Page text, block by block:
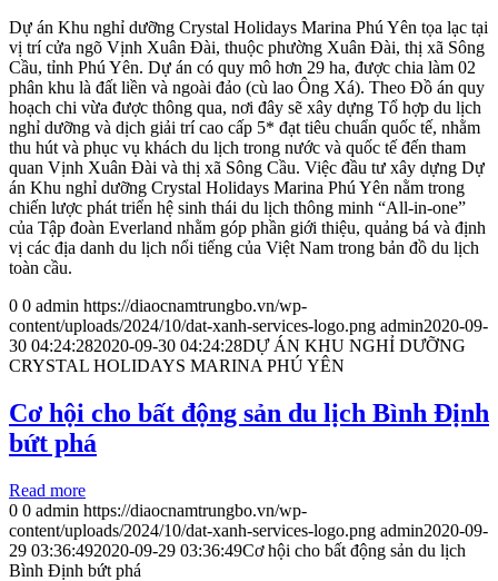
Dự án Khu nghỉ dưỡng Crystal Holidays Marina Phú Yên tọa lạc tại
vị trí cửa ngõ Vịnh Xuân Đài, thuộc phường Xuân Đài, thị xã Sông
Cầu, tỉnh Phú Yên. Dự án có quy mô hơn 29 ha, được chia làm 02
phân khu là đất liền và ngoài đảo (cù lao Ông Xá). Theo Đồ án quy
hoạch chi vừa được thông qua, nơi đây sẽ xây dựng Tổ hợp du lịch
nghỉ dưỡng và dịch giải trí cao cấp 5* đạt tiêu chuẩn quốc tế, nhằm
thu hút và phục vụ khách du lịch trong nước và quốc tế đến tham
quan Vịnh Xuân Đài và thị xã Sông Cầu. Việc đầu tư xây dựng Dự
án Khu nghỉ dưỡng Crystal Holidays Marina Phú Yên nằm trong
chiến lược phát triển hệ sinh thái du lịch thông minh “All-in-one”
của Tập đoàn Everland nhằm góp phần giới thiệu, quảng bá và định
vị các địa danh du lịch nổi tiếng của Việt Nam trong bản đồ du lịch
toàn cầu.
0 0 admin https://diaocnamtrungbo.vn/wp-
content/uploads/2024/10/dat-xanh-services-logo.png admin2020-09-
30 04:24:282020-09-30 04:24:28DỰ ÁN KHU NGHỈ DƯỠNG
CRYSTAL HOLIDAYS MARINA PHÚ YÊN
Cơ hội cho bất động sản du lịch Bình Định
bứt phá
Read more
0 0 admin https://diaocnamtrungbo.vn/wp-
content/uploads/2024/10/dat-xanh-services-logo.png admin2020-09-
29 03:36:492020-09-29 03:36:49Cơ hội cho bất động sản du lịch
Bình Định bứt phá